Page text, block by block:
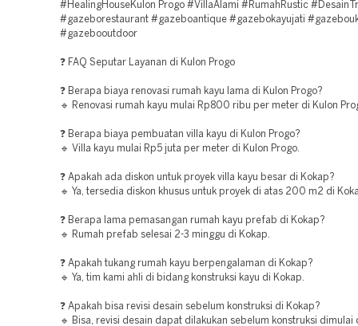
#HealingHouseKulon Progo #VillaAlami #RumahRustic
#gazeborestaurant #gazeboantique #gazebokayujati
#gazebooutdoor
❓ FAQ Seputar Layanan di Kulon Progo
❓ Berapa biaya renovasi rumah kayu lama di Kulon Progo?
🔹 Renovasi rumah kayu mulai Rp800 ribu per meter di Kulon
❓ Berapa biaya pembuatan villa kayu di Kulon Progo?
🔹 Villa kayu mulai Rp5 juta per meter di Kulon Progo.
❓ Apakah ada diskon untuk proyek villa kayu besar di Kokap?
🔹 Ya, tersedia diskon khusus untuk proyek di atas 200 m2 di
❓ Berapa lama pemasangan rumah kayu prefab di Kokap?
🔹 Rumah prefab selesai 2-3 minggu di Kokap.
❓ Apakah tukang rumah kayu berpengalaman di Kokap?
🔹 Ya, tim kami ahli di bidang konstruksi kayu di Kokap.
❓ Apakah bisa revisi desain sebelum konstruksi di Kokap?
🔹 Bisa, revisi desain dapat dilakukan sebelum konstruksi dimulai